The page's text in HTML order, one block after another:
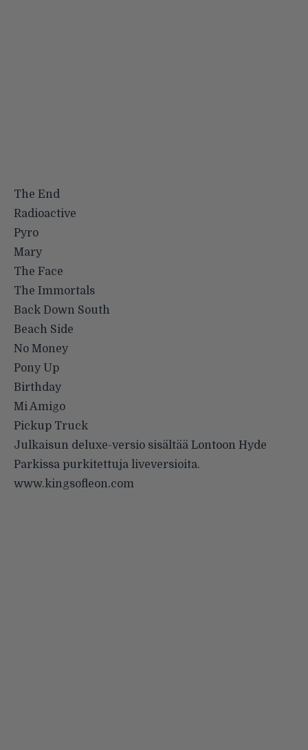
The End
Radioactive
Pyro
Mary
The Face
The Immortals
Back Down South
Beach Side
No Money
Pony Up
Birthday
Mi Amigo
Pickup Truck
Julkaisun deluxe-versio sisältää Lontoon Hyde
Parkissa purkitettuja liveversioita.
www.kingsofleon.com